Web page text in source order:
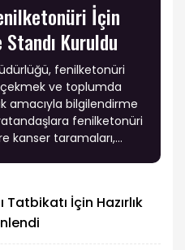
İçin
Kuruldu
fenilketonüri
çekmek ve toplumda
amacıyla bilgilendirme
fenilketonüri
kanser taramaları,
Tatbikatı İçin Hazırlık